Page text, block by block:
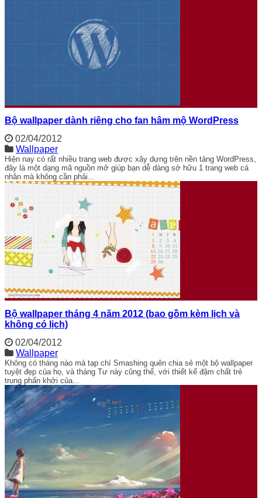
Bộ wallpaper dành riêng cho fan hâm mộ WordPress
02/04/2012
Wallpaper
Hiện nay có rất nhiều trang web được xây dựng trên nền tảng WordPress,
đây là một dạng mã nguồn mở giúp bạn dễ dàng sở hữu 1 trang web cá
nhân mà không cần phải...
Bộ wallpaper tháng 4 năm 2012 (bao gồm kèm lịch và
không có lịch)
02/04/2012
Wallpaper
Không có tháng nào mà tạp chí Smashing quên chia sẻ một bộ wallpaper
tuyệt đẹp của họ, và tháng Tư này cũng thế, với thiết kế đậm chất trẻ
trung phấn khởi của...